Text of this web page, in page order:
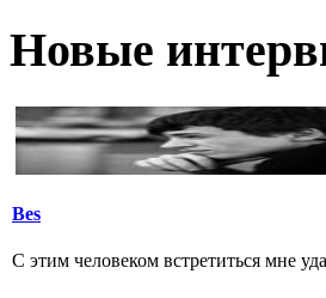
Новые
Bes
С этим человеком встретиться мне